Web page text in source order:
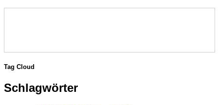
Tag Cloud
Schlagwörter